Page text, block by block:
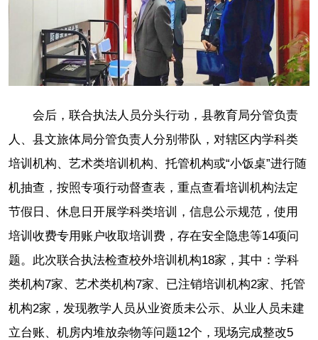
会后，联合执法人员分头行动，县教育局分管负责
人、县文旅体局分管负责人分别带队，对辖区内学科类
培训机构、艺术类培训机构、托管机构或“小饭桌”进行随
机抽查，按照专项行动督查表，重点查看培训机构法定
节假日、休息日开展学科类培训，信息公示规范，使用
培训收费专用账户收取培训费，存在安全隐患等14项问
题。此次联合执法检查校外培训机构18家，其中：学科
类机构7家、艺术类机构7家、已注销培训机构2家、托管
机构2家，发现教学人员从业资质未公示、从业人员未建
立台账、机房内堆放杂物等问题12个，现场完成整改5